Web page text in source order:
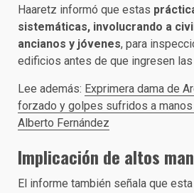
Haaretz informó que estas
sistemáticas, involucrando a
ancianos y jóvenes, para
edificios antes de que ingresen
Lee además: Exprimera dama de
forzado y golpes sufridos a
Alberto Fernández
Implicación de altos
El informe también señala que